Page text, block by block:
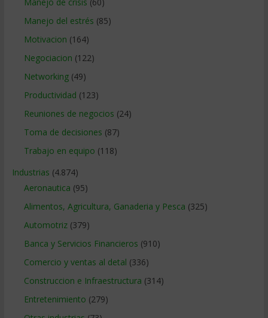
Manejo del estrés (85)
Motivacion (164)
Negociacion (122)
Networking(49)
Productividad (123)
Reuniones de negocios (24)
Toma de decisiones (87)
Trabajo en equipo (118)
Industrias (4.874)
Aeronautica (95)
Alimentos, Agricultura, Ganaderia y Pesca (325)
Automotriz(379)
Banca y Servicios Financieros (910)
Comercio y ventas al detal (336)
Construccion e Infraestructura (314)
Entretenimiento (279)